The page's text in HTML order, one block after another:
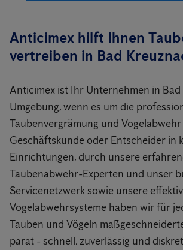
Anticimex hilft Ihnen
vertreiben in Bad
Anticimex ist Ihr Unternehmen in
Umgebung, wenn es um die
Taubenvergrämung und
Geschäftskunde oder Entscheider in
Einrichtungen, durch unsere
Taubenabwehr-Experten und unser
Servicenetzwerk sowie unsere
Vogelabwehrsysteme haben wir für
Tauben und Vögeln
parat - schnell, zuverlässig und